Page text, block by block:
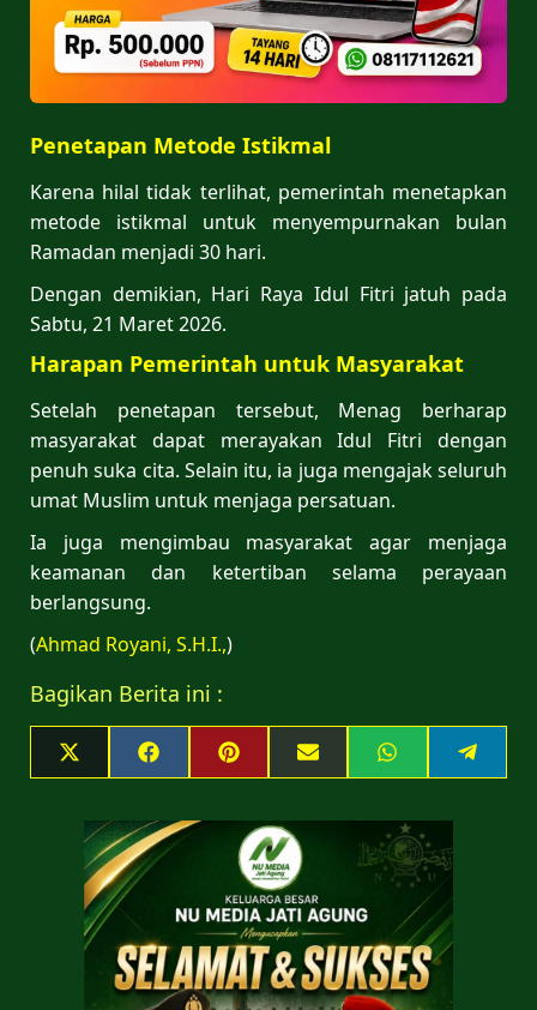
Penetapan Metode Istikmal
Karena hilal tidak terlihat, pemerintah menetapkan
metode istikmal untuk menyempurnakan bulan
Ramadan menjadi 30 hari.
Dengan demikian, Hari Raya Idul Fitri jatuh pada
Sabtu, 21 Maret 2026.
Harapan Pemerintah untuk Masyarakat
Setelah penetapan tersebut, Menag berharap
masyarakat dapat merayakan Idul Fitri dengan
penuh suka cita. Selain itu, ia juga mengajak seluruh
umat Muslim untuk menjaga persatuan.
Ia juga mengimbau masyarakat agar menjaga
keamanan dan ketertiban selama perayaan
berlangsung.
(Ahmad Royani, S.H.I.,)
Bagikan Berita ini :